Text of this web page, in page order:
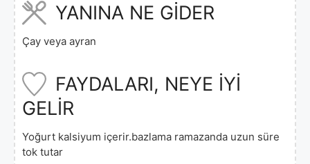
YANINA NE GİDER
Çay veya ayran
FAYDALARI, NEYE İYİ
GELİR
Yoğurt kalsiyum içerir.bazlama ramazanda uzun süre
tok tutar